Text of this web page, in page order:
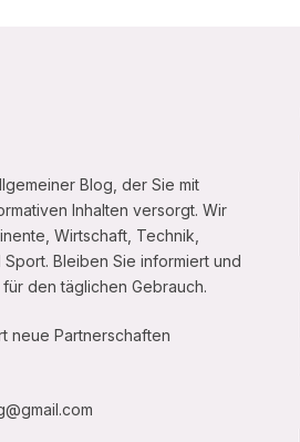
Blog, der Sie mit
Inhalten versorgt. Wir
Wirtschaft, Technik,
Bleiben Sie informiert und
den täglichen Gebrauch.
neue Partnerschaften